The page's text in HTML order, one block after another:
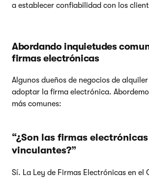
a establecer confiabilidad con los
Abordando inquietudes
firmas electrónicas
Algunos dueños de negocios de
adoptar la firma electrónica.
más comunes:
“¿Son las firmas
vinculantes?”
Sí. La Ley de Firmas Electrónicas en el